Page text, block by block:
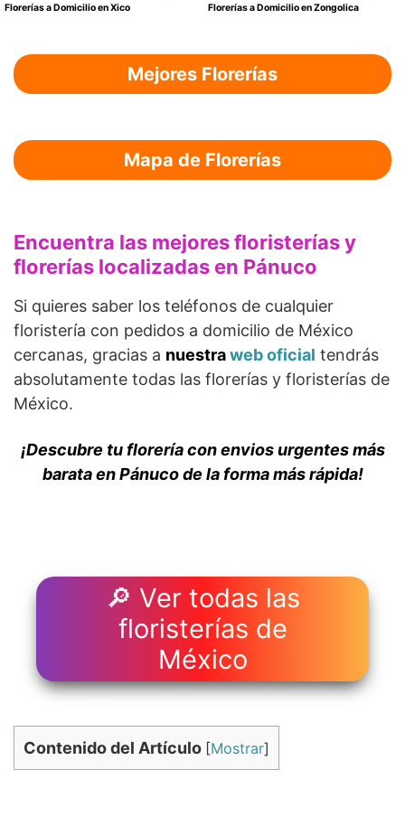
Florerías a Domicilio en Xico Florerías a Domicilio en Zongolica
Mejores Florerías
Mapa de Florerías
Encuentra las mejores floristerías y
florerías localizadas en Pánuco
Si quieres saber los teléfonos de cualquier
floristería con pedidos a domicilio de México
cercanas, gracias a nuestraweb oficial tendrás
absolutamente todas las florerías y floristerías de
México.
¡Descubre tu florería con envios urgentes más
barata en Pánuco de la forma más rápida!
🔎 Ver todas las
floristerías de
México
Contenido del Artículo [Mostrar]